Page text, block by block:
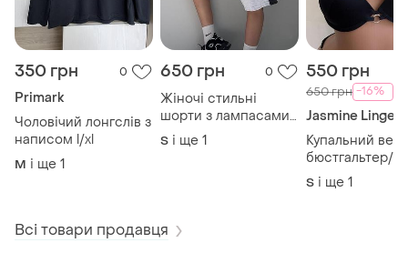
350 грн 0
Primark
Чоловічий лонгслів з
написом l/xl
M і ще 1
650 грн 0
Жіночі стильні
шорти з лампасами
s/l спортивні шорти
бермуди для танців /
S і ще 1
550 грн
650 грн -16%
Jasmine
Купальний верх
бюстгальтер/
базовий
верх від
S і ще 1
Всі товари продавця